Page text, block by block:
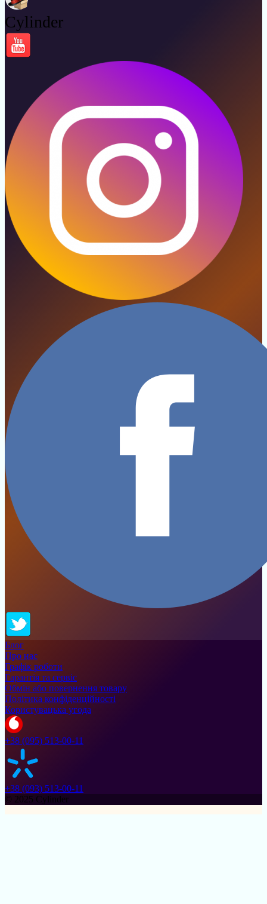
Cylinder
Блог
Про нас
Графік роботи
Гарантія та сервіс
Обмін або повернення товару
Політика конфіденційності
Користувацька угода
+38 (095) 513-00-11
+38 (093) 513-00-11
© 2025 Cylinder